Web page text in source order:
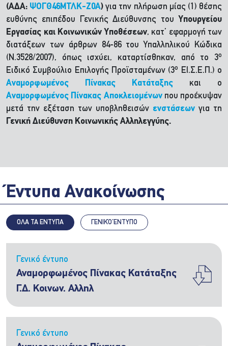
(ΑΔΑ: ΨΟΓΘ46ΜΤΛΚ-Ζ0Α) για την πλήρωση μίας (1) θέσης
ευθύνης επιπέδου Γενικής Διεύθυνσης του Υπουργείου
Εργασίας και Κοινωνικών Υποθέσεων, κατ’ εφαρμογή των
διατάξεων των άρθρων 84-86 του Υπαλληλικού Κώδικα
(Ν.3528/2007), όπως ισχύει, καταρτίσθηκαν, από το 3ο
Ειδικό Συμβούλιο Επιλογής Προϊσταμένων (3ο
ΕΙ.Σ.Ε.Π.) ο
Αναμορφωμένος Πίνακας Κατάταξης και ο
Αναμορφωμένος Πίνακας Αποκλειομένωνπου προέκυψαν
μετά την εξέταση των υποβληθεισών ενστάσεων για τη
Γενική Διεύθυνση Κοινωνικής Αλληλεγγύης.
Έντυπα Ανακοίνωσης
ΟΛΑ ΤΑ ΕΝΤΥΠΑ ΓΕΝΙΚΌ ΈΝΤΥΠΟ
Γενικό έντυπο
Αναμορφωμένος Πίνακας Κατάταξης
Γ.Δ. Κοινων. Αλληλ
Γενικό έντυπο